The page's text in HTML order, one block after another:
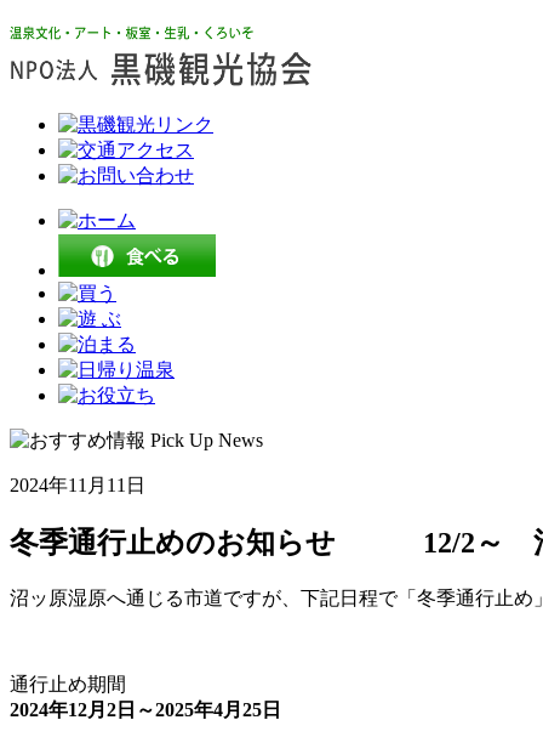
2024年11月11日
冬季通行止めのお知らせ 12/2～
沼ッ原湿原へ通じる市道ですが、下記日程で「冬季通行止め
通行止め期間
2024年12月2日～2025年4月25日